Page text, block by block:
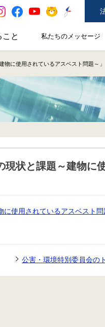
ニューを開閉
と
にできることのサブメニュ
私たちのメッセージ
私たちのメ
に使用されているアスベスト問題～」
状と課題～建物に
使用されているアスベスト問
公害・環境特別委員会の